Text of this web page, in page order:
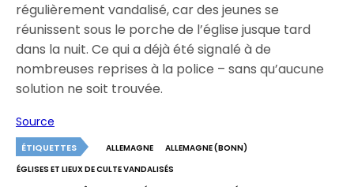
régulièrement vandalisé, car des jeunes se
réunissent sous le porche de l’église jusque tard
dans la nuit. Ce qui a déjà été signalé à de
nombreuses reprises à la police – sans qu’aucune
solution ne soit trouvée.
Source
ÉTIQUETTES ALLEMAGNE
ALLEMAGNE (BONN)
ÉGLISES ET LIEUX DE CULTE VANDALISÉS